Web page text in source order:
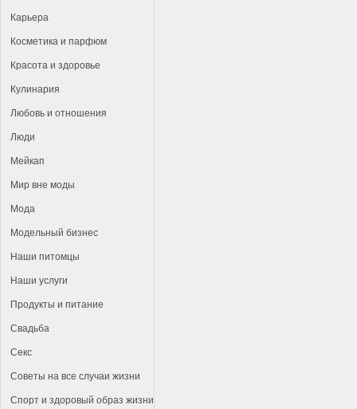
Карьера
Косметика и парфюм
Красота и здоровье
Кулинария
Любовь и отношения
Люди
Мейкап
Мир вне моды
Мода
Модельный бизнес
Наши питомцы
Наши услуги
Продукты и питание
Свадьба
Секс
Советы на все случаи жизни
Спорт и здоровый образ жизни